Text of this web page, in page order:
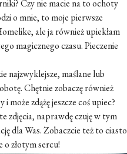
Czy nie macie na to ochoty
o mnie, to moje pierwsze
ale ja również upiekłam
magicznego czasu. Pieczenie
najzwyklejsze, maślane lub
Chętnie zobaczę również
zdążę jeszcze coś upiec?
zdjęcia, naprawdę czuję w tym
dla Was. Zobaczcie też to ciasto
o złotym sercu!